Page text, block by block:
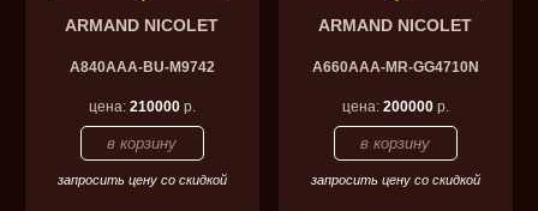
ARMAND NICOLET
A840AAA-BU-M9742
цена: 210000р.
запросить цену со скидкой
ARMAND NICOLET
A660AAA-MR-GG4710N
цена: 200000р.
запросить цену со скидкой